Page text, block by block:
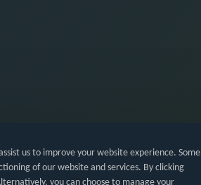
us to improve your website experience. Some
of our website and services. By clicking
you can choose to manage your